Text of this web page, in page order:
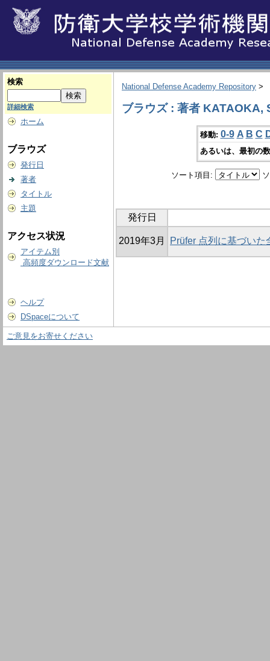
検索
詳細検索
ホーム
ブラウズ
発行日
著者
タイトル
主題
アクセス状況
アイテム別
高頻度ダウンロード文献
ヘルプ
DSpaceについて
National Defense Academy Repository >
ブラウズ : 著者 KATAOKA,
移動: 0-9 A B C
あるいは、最初の
ソート項目:
発行日
2019年3月 Prüfer 点列に基づい
ご意見をお寄せください